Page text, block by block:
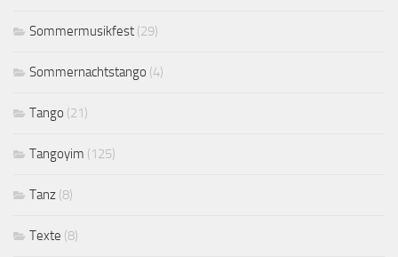
Sommermusikfest (29)
Sommernachtstango (4)
Tango (21)
Tangoyim (125)
Tanz (8)
Texte (8)